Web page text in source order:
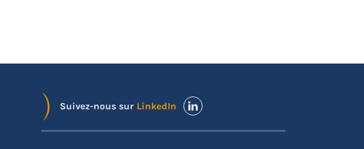
Suivez-nous sur LinkedIn